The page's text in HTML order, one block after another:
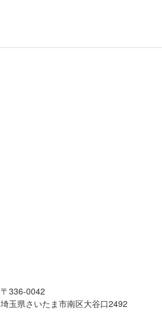
〒336-0042
埼玉県さいたま市南区大谷口2492